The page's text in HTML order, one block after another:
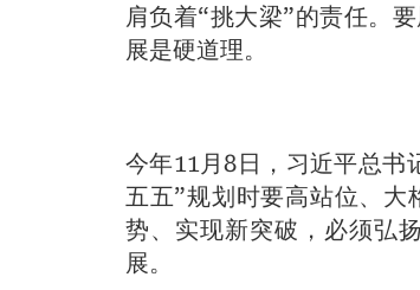
肩负着“挑大梁”的责任。
展是硬道理。
今年11月8日，习近平总书
五五”规划时要高站位、
势、实现新突破，必须弘
展。